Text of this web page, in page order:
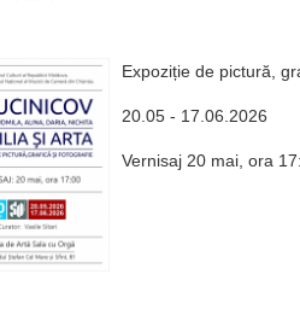
Expoziție de pictură,
20.05 - 17.06.2026
Vernisaj 20 mai, ora